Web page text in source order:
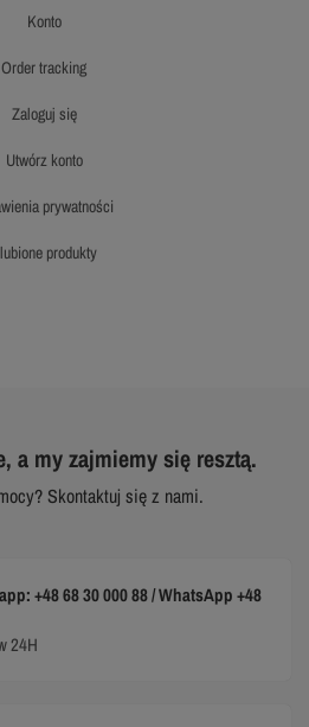
konto
order tracking
zaloguj się
utwórz konto
prywatności
ulubione produkty
a my zajmiemy się resztą.
Skontaktuj się z nami.
+48 68 30 000 88 / WhatsApp +48
24H